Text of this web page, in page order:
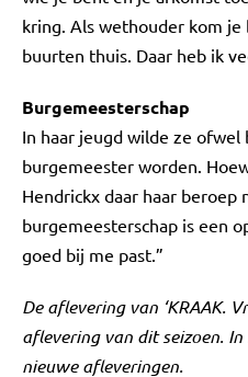
kring. Als wethouder kom
buurten thuis. Daar heb ik
Burgemeesterschap
In haar jeugd wilde ze ofwel
burgemeester worden.
Hendrickx daar haar beroep
burgemeesterschap is een
goed bij me past.”
De aflevering van ‘KRAAK.
aflevering van dit seizoen.
nieuwe afleveringen.